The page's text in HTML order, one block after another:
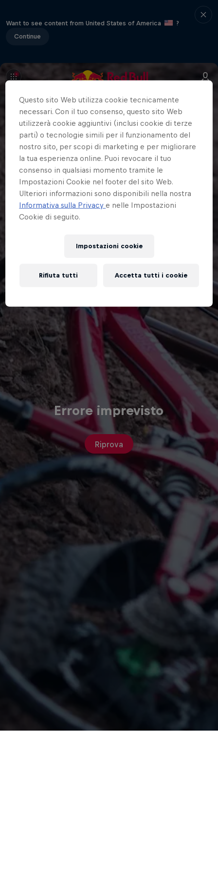
Want to see content from United States of America
?
Continue
Errore imprevisto
Riprova
Questo sito Web utilizza cookie tecnicamente
necessari. Con il tuo consenso, questo sito Web
utilizzerà cookie aggiuntivi (inclusi cookie di terze
parti) o tecnologie simili per il funzionamento del
nostro sito, per scopi di marketing e per migliorare
la tua esperienza online. Puoi revocare il tuo
consenso in qualsiasi momento tramite le
Impostazioni Cookie nel footer del sito Web.
Ulteriori informazioni sono disponibili nella nostra
Informativa sulla Privacye nelle Impostazioni
Cookie di seguito.
Impostazioni cookie
Rifiuta tutti Accetta tutti i cookie